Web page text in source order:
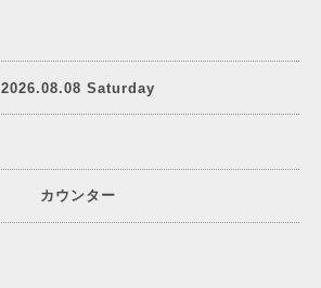
2026.08.08 Saturday
カウンター